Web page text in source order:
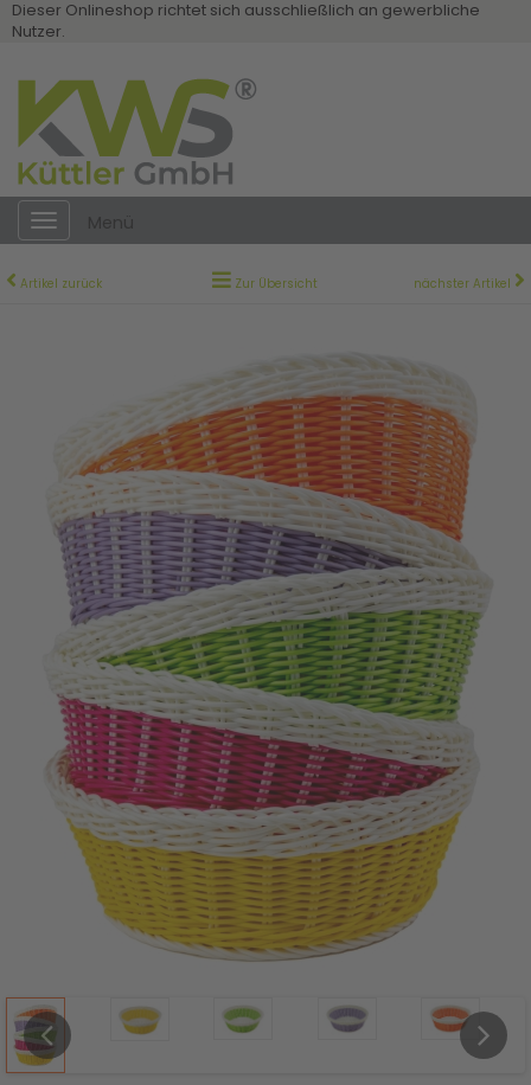
Dieser Onlineshop richtet sich ausschließlich an gewerbliche
Nutzer.
Toggle
navigation
Menü
Artikel zurück Zur Übersicht nächster Artikel
Previous